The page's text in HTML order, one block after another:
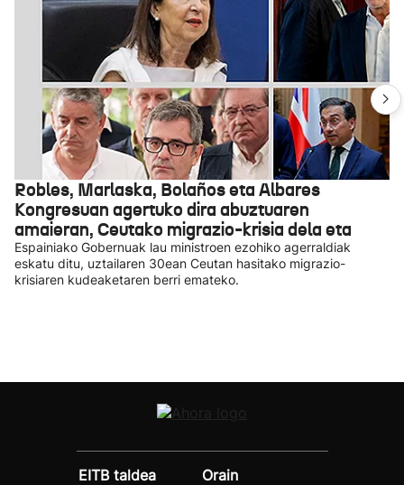
Robles, Marlaska, Bolaños eta Albares
Kongresuan agertuko dira abuztuaren
amaieran, Ceutako migrazio-krisia dela eta
Espainiako Gobernuak lau ministroen ezohiko agerraldiak
eskatu ditu, uztailaren 30ean Ceutan hasitako migrazio-
krisiaren kudeaketaren berri emateko.
EITB taldea
Orain